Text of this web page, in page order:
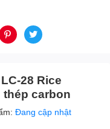
28 Rice
carbon
Đang cập nhật